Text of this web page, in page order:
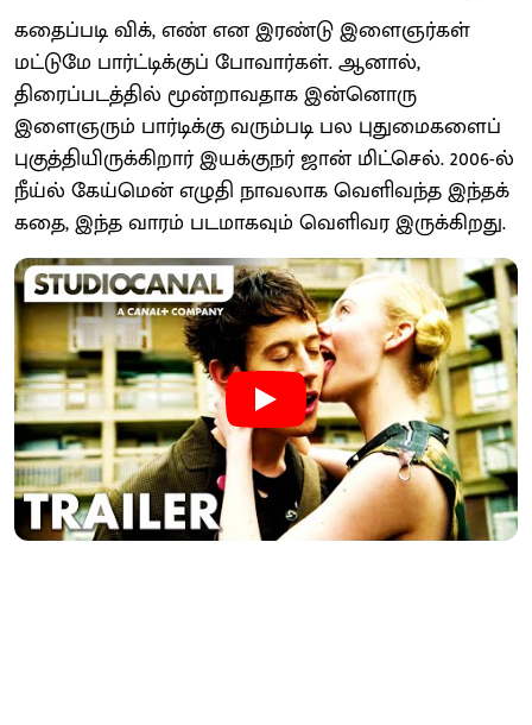
கதைப்படி விக், எண் என இரண்டு இளைஞர்கள்
மட்டுமே பார்ட்டிக்குப் போவார்கள். ஆனால்,
திரைப்படத்தில் மூன்றாவதாக இன்னொரு
இளைஞரும் பார்டிக்கு வரும்படி பல புதுமைகளைப்
புகுத்தியிருக்கிறார் இயக்குநர் ஜான் மிட்செல். 2006-ல்
நீய்ல் கேய்மென் எழுதி நாவலாக வெளிவந்த இந்தக்
கதை, இந்த வாரம் படமாகவும் வெளிவர இருக்கிறது.